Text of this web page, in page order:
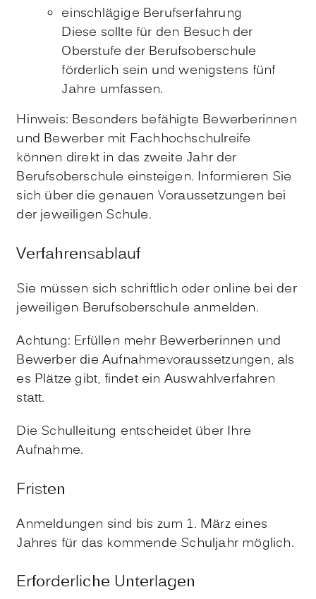
einschlägige Berufserfahrung
Diese sollte für den Besuch der
Oberstufe der Berufsoberschule
förderlich sein und wenigstens fünf
Jahre umfassen.
Hinweis: Besonders befähigte Bewerberinnen
und Bewerber mit Fachhochschulreife
können direkt in das zweite Jahr der
Berufsoberschule einsteigen. Informieren Sie
sich über die genauen Voraussetzungen bei
der jeweiligen Schule.
Verfahrensablauf
Sie müssen sich schriftlich oder online bei der
jeweiligen Berufsoberschule anmelden.
Achtung: Erfüllen mehr Bewerberinnen und
Bewerber die Aufnahmevoraussetzungen, als
es Plätze gibt, findet ein Auswahlverfahren
statt.
Die Schulleitung entscheidet über Ihre
Aufnahme.
Fristen
Anmeldungen sind bis zum 1. März eines
Jahres für das kommende Schuljahr möglich.
Erforderliche Unterlagen